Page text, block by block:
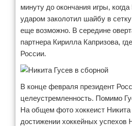
минуту до окончания игры,
ударом заколотил шайбу в
еще возможно. В середине
партнера Кирилла Капризова,
России.
В конце февраля президент
целеустремленность. Помимо
На общем фото хоккеист
достижении хоккейных успехов